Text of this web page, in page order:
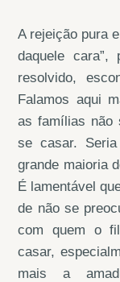
A rejeição pura
daquele
resolvido,
Falamos aqui
as famílias não
se casar.
grande maioria
É lamentável
de não se
com quem o
casar,
mais a